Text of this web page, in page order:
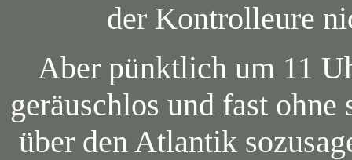
der Kontrolleure
Aber pünktlich um 11
geräuschlos und fast ohne
über den Atlantik